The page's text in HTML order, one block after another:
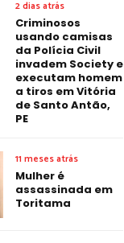
2 dias atrás
Criminosos
usando camisas
da Polícia Civil
invadem Society e
executam homem
a tiros em Vitória
de Santo Antão,
PE
11 meses atrás
Mulher é
assassinada em
Toritama